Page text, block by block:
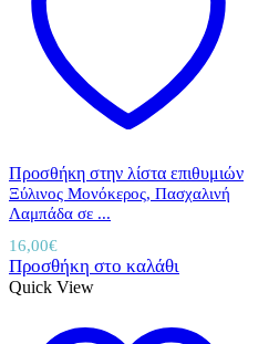
Προσθήκη στην λίστα επιθυμιών
Ξύλινος Μονόκερος, Πασχαλινή
Λαμπάδα σε ...
16,00€
Προσθήκη στο καλάθι
Quick View